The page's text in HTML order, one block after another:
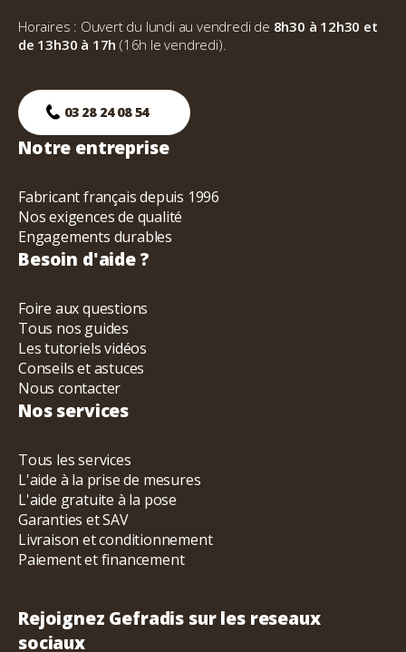
Horaires : Ouvert du lundi au vendredi de 8h30 à 12h30 et
de 13h30 à 17h(16h le vendredi).
03 28 24 08 54
Notre entreprise
Fabricant français depuis 1996
Nos exigences de qualité
Engagements durables
Besoin d'aide ?
Foire aux questions
Tous nos guides
Les tutoriels vidéos
Conseils et astuces
Nous contacter
Nos services
Tous les services
L'aide à la prise de mesures
L'aide gratuite à la pose
Garanties et SAV
Livraison et conditionnement
Paiement et financement
Rejoignez Gefradis sur les reseaux
sociaux